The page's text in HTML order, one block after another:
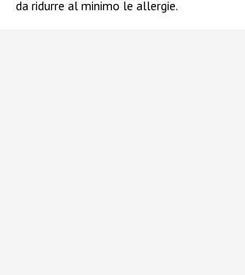
da ridurre al minimo le allergie.